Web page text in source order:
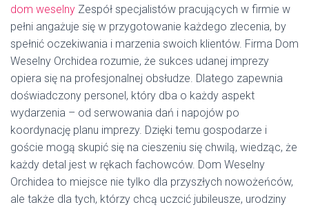
dom weselny Zespół specjalistów pracujących w firmie w
pełni angażuje się w przygotowanie każdego zlecenia, by
spełnić oczekiwania i marzenia swoich klientów. Firma Dom
Weselny Orchidea rozumie, że sukces udanej imprezy
opiera się na profesjonalnej obsłudze. Dlatego zapewnia
doświadczony personel, który dba o każdy aspekt
wydarzenia – od serwowania dań i napojów po
koordynację planu imprezy. Dzięki temu gospodarze i
goście mogą skupić się na cieszeniu się chwilą, wiedząc, że
każdy detal jest w rękach fachowców. Dom Weselny
Orchidea to miejsce nie tylko dla przyszłych nowożeńców,
ale także dla tych, którzy chcą uczcić jubileusze, urodziny